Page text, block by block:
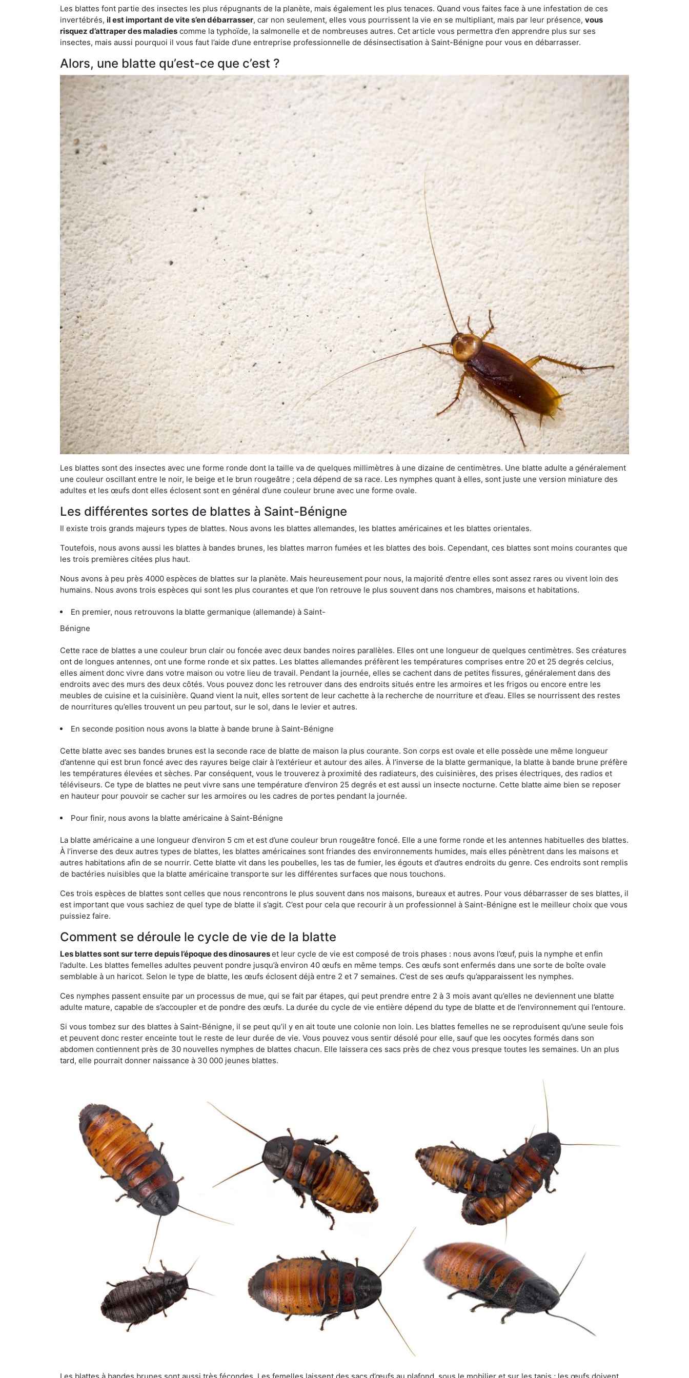
Les blattes font partie des insectes les plus répugnants de la planète, mais également les plus tenaces. Quand vous faites face à une infestation de ces
invertébrés, il est important de vite s’en débarrasser, car non seulement, elles vous pourrissent la vie en se multipliant, mais par leur présence, vous
risquez d’attraper des maladies comme la typhoïde, la salmonelle et de nombreuses autres. Cet article vous permettra d’en apprendre plus sur ses
insectes, mais aussi pourquoi il vous faut l’aide d’une entreprise professionnelle de désinsectisation à Saint-Bénigne pour vous en débarrasser.
Alors, une blatte qu’est-ce que c’est ?
Les blattes sont des insectes avec une forme ronde dont la taille va de quelques millimètres à une dizaine de centimètres. Une blatte adulte a généralement
une couleur oscillant entre le noir, le beige et le brun rougeâtre ; cela dépend de sa race. Les nymphes quant à elles, sont juste une version miniature des
adultes et les œufs dont elles éclosent sont en général d’une couleur brune avec une forme ovale.
Les différentes sortes de blattes à Saint-Bénigne
Il existe trois grands majeurs types de blattes. Nous avons les blattes allemandes, les blattes américaines et les blattes orientales.
Toutefois, nous avons aussi les blattes à bandes brunes, les blattes marron fumées et les blattes des bois. Cependant, ces blattes sont moins courantes que
les trois premières citées plus haut.
Nous avons à peu près 4000 espèces de blattes sur la planète. Mais heureusement pour nous, la majorité d’entre elles sont assez rares ou vivent loin des
humains. Nous avons trois espèces qui sont les plus courantes et que l’on retrouve le plus souvent dans nos chambres, maisons et habitations.
En premier, nous retrouvons la blatte germanique (allemande) à Saint-
Bénigne
Cette race de blattes a une couleur brun clair ou foncée avec deux bandes noires parallèles. Elles ont une longueur de quelques centimètres. Ses créatures
ont de longues antennes, ont une forme ronde et six pattes. Les blattes allemandes préfèrent les températures comprises entre 20 et 25 degrés celcius,
elles aiment donc vivre dans votre maison ou votre lieu de travail. Pendant la journée, elles se cachent dans de petites fissures, généralement dans des
endroits avec des murs des deux côtés. Vous pouvez donc les retrouver dans des endroits situés entre les armoires et les frigos ou encore entre les
meubles de cuisine et la cuisinière. Quand vient la nuit, elles sortent de leur cachette à la recherche de nourriture et d’eau. Elles se nourrissent des restes
de nourritures qu’elles trouvent un peu partout, sur le sol, dans le levier et autres.
En seconde position nous avons la blatte à bande brune à Saint-Bénigne
Cette blatte avec ses bandes brunes est la seconde race de blatte de maison la plus courante. Son corps est ovale et elle possède une même longueur
d’antenne qui est brun foncé avec des rayures beige clair à l’extérieur et autour des ailes. À l’inverse de la blatte germanique, la blatte à bande brune préfère
les températures élevées et sèches. Par conséquent, vous le trouverez à proximité des radiateurs, des cuisinières, des prises électriques, des radios et
téléviseurs. Ce type de blattes ne peut vivre sans une température d’environ 25 degrés et est aussi un insecte nocturne. Cette blatte aime bien se reposer
en hauteur pour pouvoir se cacher sur les armoires ou les cadres de portes pendant la journée.
Pour finir, nous avons la blatte américaine à Saint-Bénigne
La blatte américaine a une longueur d’environ 5 cm et est d’une couleur brun rougeâtre foncé. Elle a une forme ronde et les antennes habituelles des blattes.
À l’inverse des deux autres types de blattes, les blattes américaines sont friandes des environnements humides, mais elles pénètrent dans les maisons et
autres habitations afin de se nourrir. Cette blatte vit dans les poubelles, les tas de fumier, les égouts et d’autres endroits du genre. Ces endroits sont remplis
de bactéries nuisibles que la blatte américaine transporte sur les différentes surfaces que nous touchons.
Ces trois espèces de blattes sont celles que nous rencontrons le plus souvent dans nos maisons, bureaux et autres. Pour vous débarrasser de ses blattes, il
est important que vous sachiez de quel type de blatte il s’agit. C’est pour cela que recourir à un professionnel à Saint-Bénigne est le meilleur choix que vous
puissiez faire.
Comment se déroule le cycle de vie de la blatte
Les blattes sont sur terre depuis l’époque des dinosaureset leur cycle de vie est composé de trois phases : nous avons l’œuf, puis la nymphe et enfin
l’adulte. Les blattes femelles adultes peuvent pondre jusqu’à environ 40 œufs en même temps. Ces œufs sont enfermés dans une sorte de boîte ovale
semblable à un haricot. Selon le type de blatte, les œufs éclosent déjà entre 2 et 7 semaines. C’est de ses œufs qu’apparaissent les nymphes.
Ces nymphes passent ensuite par un processus de mue, qui se fait par étapes, qui peut prendre entre 2 à 3 mois avant qu’elles ne deviennent une blatte
adulte mature, capable de s’accoupler et de pondre des œufs. La durée du cycle de vie entière dépend du type de blatte et de l’environnement qui l’entoure.
Si vous tombez sur des blattes à Saint-Bénigne, il se peut qu’il y en ait toute une colonie non loin. Les blattes femelles ne se reproduisent qu’une seule fois
et peuvent donc rester enceinte tout le reste de leur durée de vie. Vous pouvez vous sentir désolé pour elle, sauf que les oocytes formés dans son
abdomen contiennent près de 30 nouvelles nymphes de blattes chacun. Elle laissera ces sacs près de chez vous presque toutes les semaines. Un an plus
tard, elle pourrait donner naissance à 30 000 jeunes blattes.